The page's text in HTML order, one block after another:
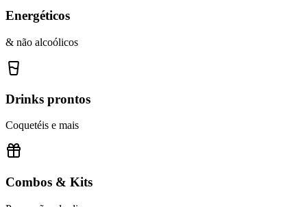
Energéticos
& não alcoólicos
Drinks prontos
Coquetéis e mais
Combos & Kits